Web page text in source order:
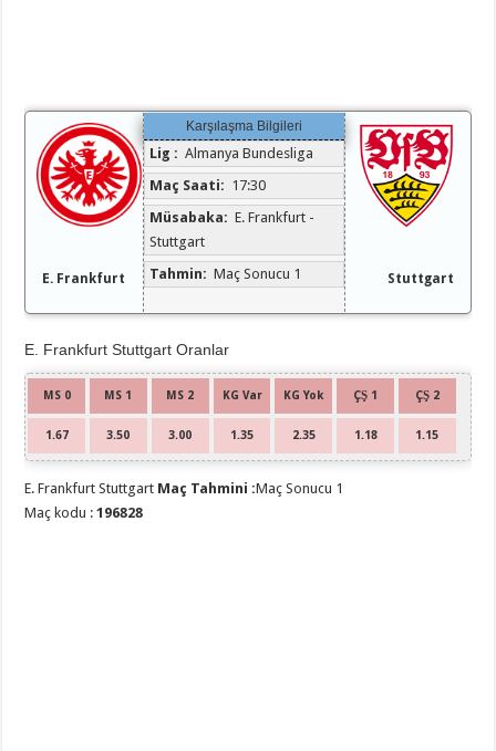
E. Frankfurt
Karşılaşma Bilgileri
Lig : Almanya Bundesliga
Maç Saati: 17:30
Müsabaka: E. Frankfurt -
Stuttgart
Tahmin: Maç Sonucu 1 Stuttgart
E. Frankfurt Stuttgart Oranlar
MS 0 MS 1 MS 2 KG Var KG Yok ÇŞ 1 ÇŞ 2
1.67 3.50 3.00 1.35 2.35 1.18 1.15
E. Frankfurt Stuttgart Maç Tahmini :Maç Sonucu 1
Maç kodu :196828